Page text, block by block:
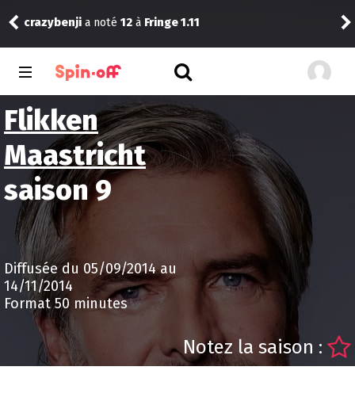
Drannock
Stuart Fails to
1.03
Flikken
Maastricht
saison 9
Diffusée du 05/09/2014 au
14/11/2014
Format 50 minutes
Notez la saison :